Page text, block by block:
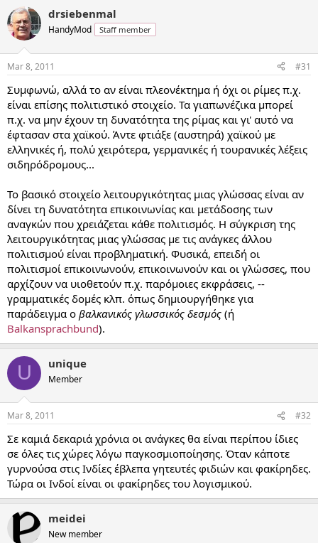
drsiebenmal
HandyMod Staff member
Mar 8, 2011 #31
Συμφωνώ, αλλά το αν είναι πλεονέκτημα ή όχι οι ρίμες π.χ.
είναι επίσης πολιτιστικό στοιχείο. Τα γιαπωνέζικα μπορεί
π.χ. να μην έχουν τη δυνατότητα της ρίμας και γι' αυτό να
έφτασαν στα χαϊκού. Άντε φτιάξε (αυστηρά) χαϊκού με
ελληνικές ή, πολύ χειρότερα, γερμανικές ή τουρανικές λέξεις
σιδηρόδρομους...
Το βασικό στοιχείο λειτουργικότητας μιας γλώσσας είναι αν
δίνει τη δυνατότητα επικοινωνίας και μετάδοσης των
αναγκών που χρειάζεται κάθε πολιτισμός. Η σύγκριση της
λειτουργικότητας μιας γλώσσας με τις ανάγκες άλλου
πολιτισμού είναι προβληματική. Φυσικά, επειδή οι
πολιτισμοί επικοινωνούν, επικοινωνούν και οι γλώσσες, που
αρχίζουν να υιοθετούν π.χ. παρόμοιες εκφράσεις, --
γραμματικές δομές κλπ. όπως δημιουργήθηκε για
παράδειγμα ο βαλκανικός γλωσσικός δεσμός (ή
Balkansprachbund).
U unique
Member
Mar 8, 2011 #32
Σε καμιά δεκαριά χρόνια οι ανάγκες θα είναι περίπου ίδιες
σε όλες τις χώρες λόγω παγκοσμιοποίησης. Όταν κάποτε
γυρνούσα στις Ινδίες έβλεπα γητευτές φιδιών και φακίρηδες.
Τώρα οι Ινδοί είναι οι φακίρηδες του λογισμικού.
meidei
New member